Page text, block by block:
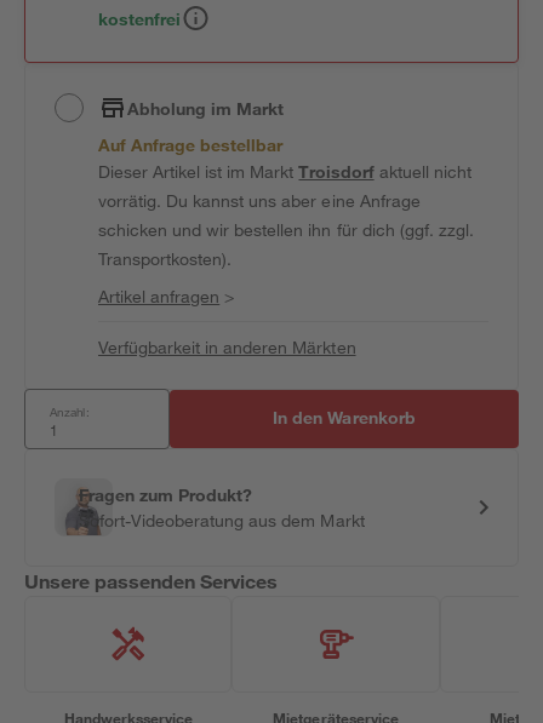
kostenfrei
Abholung im Markt
Auf Anfrage bestellbar
Dieser Artikel ist im MarktTroisdorfaktuell nicht
vorrätig. Du kannst uns aber eine Anfrage
schicken und wir bestellen ihn für dich (ggf. zzgl.
Transportkosten).
Artikel anfragen >
Verfügbarkeit in anderen Märkten
Anzahl: In den Warenkorb
Fragen zum Produkt?
Sofort-Videoberatung aus dem Markt
Unsere passenden Services
Handwerksservice Mietgeräteservice